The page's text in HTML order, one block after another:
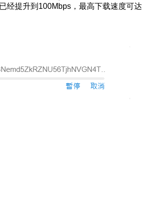
经提升到100Mbps，最高下载速度可达